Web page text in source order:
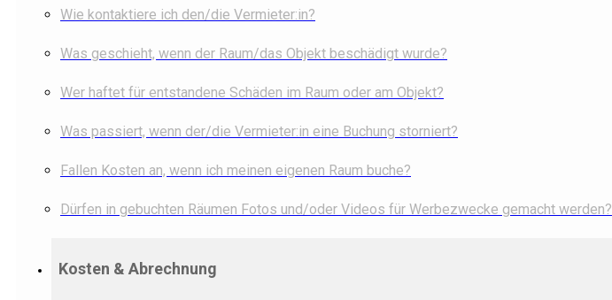
Wie kontaktiere ich den/die Vermieter:in?
Was geschieht, wenn der Raum/das Objekt beschädigt wurde?
Wer haftet für entstandene Schäden im Raum oder am Objekt?
Was passiert, wenn der/die Vermieter:in eine Buchung storniert?
Fallen Kosten an, wenn ich meinen eigenen Raum buche?
Dürfen in gebuchten Räumen Fotos und/oder Videos für Werbezwecke gemacht werden?
Kosten & Abrechnung